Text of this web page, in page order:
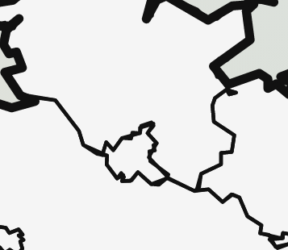
in 30 Sekunden zu einem Pflegeplatz